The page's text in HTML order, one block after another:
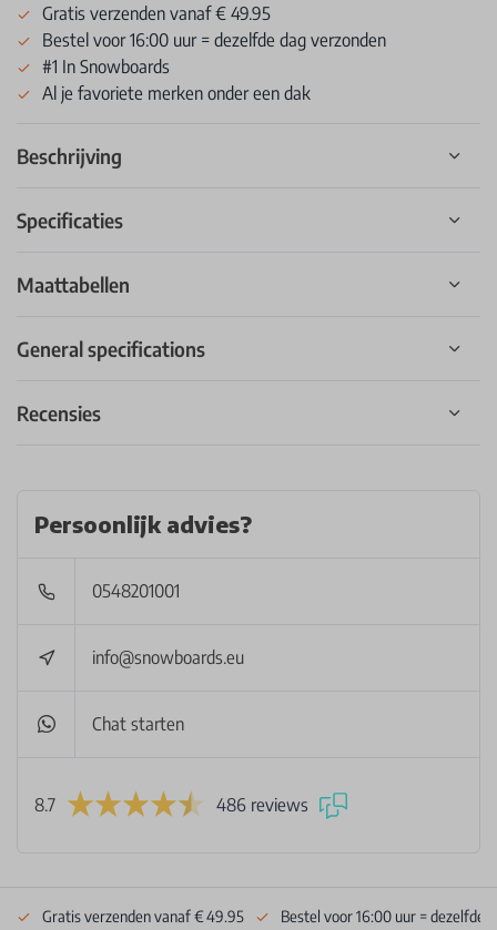
Gratis verzenden vanaf € 49.95
Bestel voor 16:00 uur = dezelfde dag verzonden
#1 In Snowboards
Al je favoriete merken onder een dak
Beschrijving
Specificaties
Maattabellen
General specifications
Recensies
Persoonlijk advies?
0548201001
info@snowboards.eu
Chat starten
8.7 486 reviews
Gratis verzenden vanaf € 49.95 Bestel voor 16:00 uur = dezelfde